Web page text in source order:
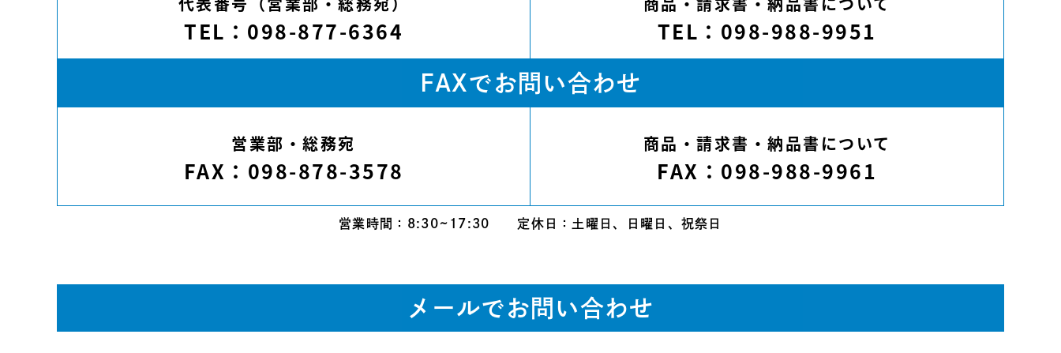
TEL：098-877-6364 TEL：098-988-9951
FAXでお問い合わせ
営業部・総務宛
FAX：098-878-3578
商品・請求書・納品書について
FAX：098-988-9961
営業時間：8:30~17:30 定休日：土曜日、日曜日、祝祭日
メールでお問い合わせ